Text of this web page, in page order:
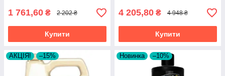
1 761,60 ₴ 2 202 ₴
Купити
4 205,80 ₴ 4 948 ₴
Купити
АКЦІЯ! –15% Новинка –10%